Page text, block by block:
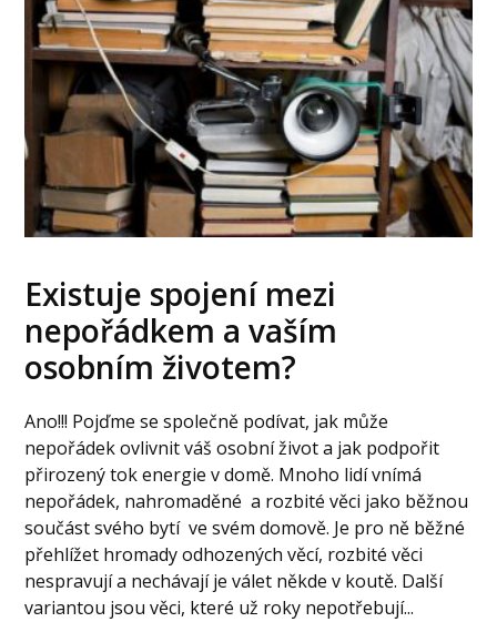
Existuje spojení mezi
nepořádkem a vaším
osobním životem?
Ano!!! Pojďme se společně podívat, jak může
nepořádek ovlivnit váš osobní život a jak podpořit
přirozený tok energie v domě. Mnoho lidí vnímá
nepořádek, nahromaděné a rozbité věci jako běžnou
součást svého bytí ve svém domově. Je pro ně běžné
přehlížet hromady odhozených věcí, rozbité věci
nespravují a nechávají je válet někde v koutě. Další
variantou jsou věci, které už roky nepotřebují...